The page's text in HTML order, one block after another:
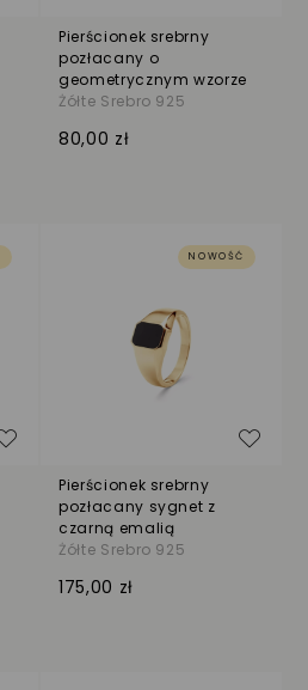
Pierścionek srebrny
pozłacany o
geometrycznym wzorze
Żółte Srebro 925
80,00 zł
Dodaj do listy życzeń
NOWOŚĆ
Pierścionek srebrny
pozłacany sygnet z
czarną emalią
Żółte Srebro 925
175,00 zł